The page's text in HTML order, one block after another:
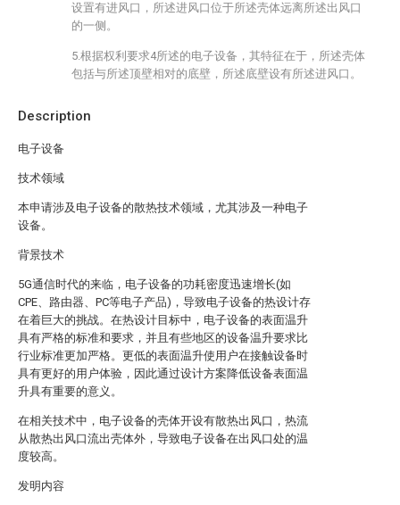
Description
电子设备
技术领域
本申请涉及电子设备的散热技术领域，尤其涉及一种电子
设备。
背景技术
5G通信时代的来临，电子设备的功耗密度迅速增长(如
CPE、路由器、PC等电子产品)，导致电子设备的热设计存
在着巨大的挑战。在热设计目标中，电子设备的表面温升
具有严格的标准和要求，并且有些地区的设备温升要求比
行业标准更加严格。更低的表面温升使用户在接触设备时
具有更好的用户体验，因此通过设计方案降低设备表面温
升具有重要的意义。
在相关技术中，电子设备的壳体开设有散热出风口，热流
从散热出风口流出壳体外，导致电子设备在出风口处的温
度较高。
发明内容
设置有进风口，所述进风口位于所述壳体远离所述出风口
的一侧。
5.根据权利要求4所述的电子设备，其特征在于，所述壳体
包括与所述顶壁相对的底壁，所述底壁设有所述进风口。